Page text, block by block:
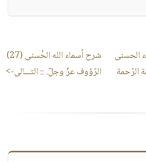
الحسنى
الرّحمة
شرح أسماء الله الحُسنى (27)
الرّؤوف عزّ وجلّ. :: التـــالى->